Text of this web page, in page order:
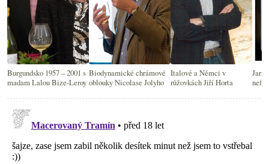
Burgundsko 1957 – 2001 s
madam Lalou Bize-Leroy
Biodynamické chrámové
oblouky Nicolase Jolyho
Italové a Němci v
růžovkách Jiří Horta
Jara